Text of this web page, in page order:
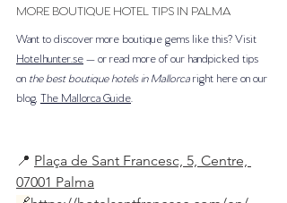
MORE BOUTIQUE HOTEL TIPS IN PALMA
Want to discover more boutique gems like this? Visit
Hotelhunter.se — or read more of our handpicked tips
on the best boutique hotels in Mallorca right here on our
blog, The Mallorca Guide
📍 Plaça de Sant Francesc, 5, Centre,
07001 Palma